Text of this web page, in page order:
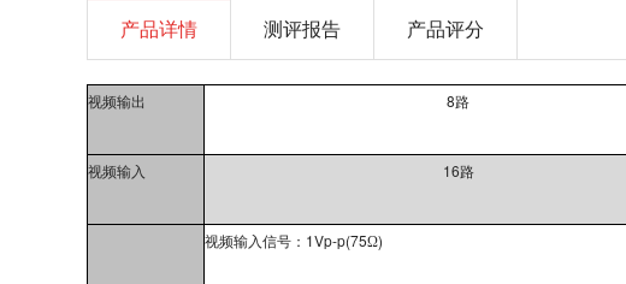
产品详情 测评报告 产品评分
视频输出 8路
视频输入 16路
视频输入信号： 1Vp-p(75Ω)